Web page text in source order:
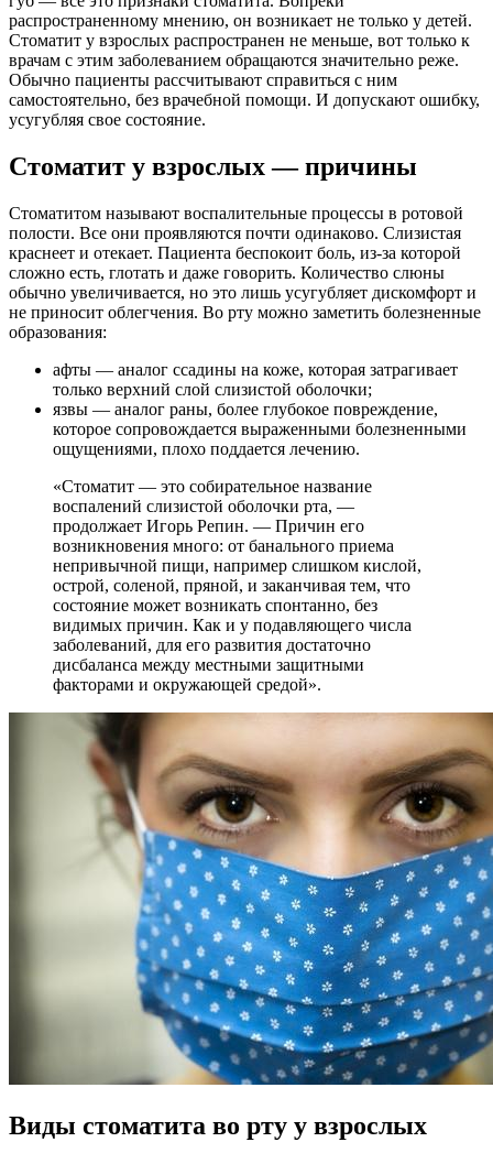
распространенному мнению, он возникает не только у детей.
Стоматит у взрослых распространен не меньше, вот только к
врачам с этим заболеванием обращаются значительно реже.
Обычно пациенты рассчитывают справиться с ним
самостоятельно, без врачебной помощи. И допускают ошибку,
усугубляя свое состояние.
Стоматит у взрослых — причины
Стоматитом называют воспалительные процессы в ротовой
полости. Все они проявляются почти одинаково. Слизистая
краснеет и отекает. Пациента беспокоит боль, из-за которой
сложно есть, глотать и даже говорить. Количество слюны
обычно увеличивается, но это лишь усугубляет дискомфорт и
не приносит облегчения. Во рту можно заметить болезненные
образования:
афты — аналог ссадины на коже, которая затрагивает
только верхний слой слизистой оболочки;
язвы — аналог раны, более глубокое повреждение,
которое сопровождается выраженными болезненными
ощущениями, плохо поддается лечению.
«Стоматит — это собирательное название
воспалений слизистой оболочки рта, —
продолжает Игорь Репин. — Причин его
возникновения много: от банального приема
непривычной пищи, например слишком кислой,
острой, соленой, пряной, и заканчивая тем, что
состояние может возникать спонтанно, без
видимых причин. Как и у подавляющего числа
заболеваний, для его развития достаточно
дисбаланса между местными защитными
факторами и окружающей средой».
Виды стоматита во рту у взрослых